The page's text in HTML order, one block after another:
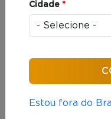
Foram
Cidade *
Estou fora do